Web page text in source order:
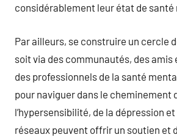
considérablement leur état de santé
Par ailleurs, se construire un cercle
soit via des communautés, des amis
des professionnels de la santé
pour naviguer dans le cheminement
l’hypersensibilité, de la dépression et
réseaux peuvent offrir un soutien et